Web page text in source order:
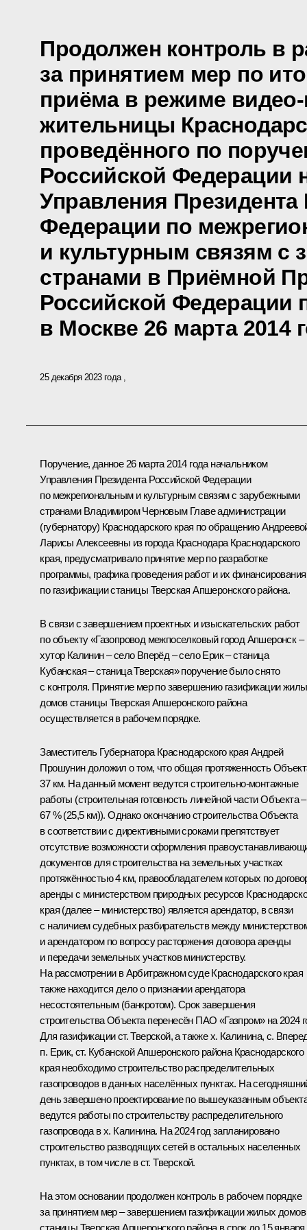
Продолжен контроль в
за принятием мер по
приёма в режиме
жительницы
проведённого по
Российской Федерации
Управления Президента
Федерации по
и культурным связям с
странами в Приёмной
Российской Федерации
в Москве 26 марта 2014
25 декабря 2023 года
Поручение, данное 26 марта 2014 года начальником
Управления Президента Российской Федерации
по межрегиональным и культурным связям с зарубежными
странами Владимиром Черновым Главе администрации
(губернатору) Краснодарского края по обращению
Ларисы Алексеевны из города Краснодара Краснодарского
края, предусматривало принятие мер по разработке
программы, графика проведения работ и их финансирования
по газификации станицы Тверская Апшеронского района.
В связи с завершением проектных и изыскательских работ
по объекту «Газопровод межпоселковый город Апшеронск –
хутор Калинин – село Вперёд – село Ерик – станица
Кубанская – станица Тверская» поручение было снято
с контроля. Принятие мер по завершению газификации
домов станицы Тверская Апшеронского района
осуществляется в рабочем порядке.
Заместитель Губернатора Краснодарского края Андрей
Прошунин доложил о том, что общая протяженность
37 км. На данный момент ведутся строительно-монтажные
работы (строительная готовность линейной части Объекта –
67 % (25,5 км)). Однако окончанию строительства Объекта
в соответствии с директивными сроками препятствует
отсутствие возможности оформления
документов для строительства на земельных участках
протяжённостью 4 км, правообладателем которых по
аренды с министерством природных ресурсов
края (далее – министерство) является арендатор, в связи
с наличием судебных разбирательств между
и арендатором по вопросу расторжения договора аренды
и передачи земельных участков министерству.
На рассмотрении в Арбитражном суде Краснодарского края
также находится дело о признании арендатора
несостоятельным (банкротом). Срок завершения
строительства Объекта перенесён ПАО «Газпром» на 2024
Для газификации ст. Тверской, а также х. Калинина, с.
п. Ерик, ст. Кубанской Апшеронского района Краснодарского
края необходимо строительство распределительных
газопроводов в данных населённых пунктах. На
день завершено проектирование по вышеуказанным
ведутся работы по строительству распределительного
газопровода в х. Калинина. На 2024 год запланировано
строительство разводящих сетей в остальных населенных
пунктах, в том числе в ст. Тверской.
На этом основании продолжен контроль в рабочем порядке
за принятием мер – завершением газификации жилых домов